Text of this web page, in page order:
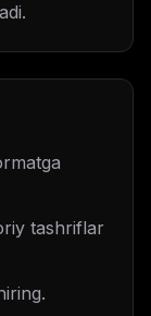
tashriflar